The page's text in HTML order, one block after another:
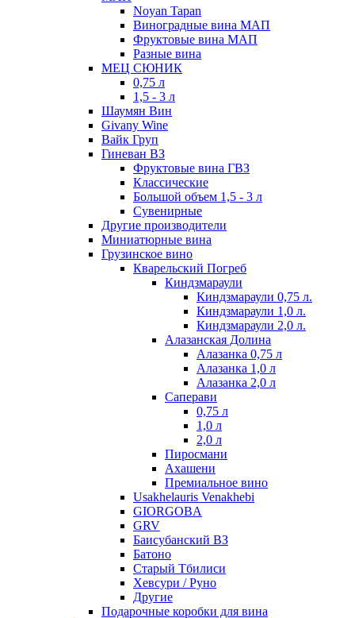
Noyan Tapan
Виноградные вина МАП
Фруктовые вина МАП
Разные вина
МЕЦ СЮНИК
0,75 л
1,5 - 3 л
Шаумян Вин
Givany Wine
Вайк Груп
Гиневан ВЗ
Фруктовые вина ГВЗ
Классические
Большой объем 1,5 - 3 л
Сувенирные
Другие производители
Миниатюрные вина
Грузинское вино
Кварельский Погреб
Киндзмараули
Киндзмараули 0,75 л.
Киндзмараули 1,0 л.
Киндзмараули 2,0 л.
Алазанская Долина
Алазанка 0,75 л
Алазанка 1,0 л
Алазанка 2,0 л
Саперави
0,75 л
1,0 л
2,0 л
Пиросмани
Ахашени
Премиальное вино
Usakhelauris Venakhebi
GIORGOBA
GRV
Баисубанский ВЗ
Батоно
Старый Тбилиси
Хевсури / Руно
Другие
Подарочные коробки для вина